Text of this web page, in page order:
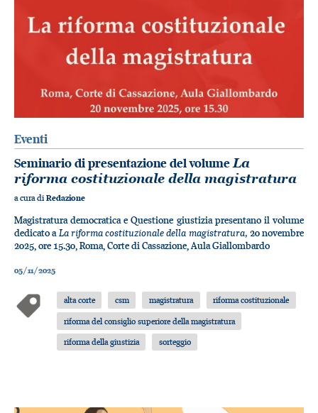
Eventi
Seminario di presentazione del volumeLa
riforma costituzionale della magistratura
a cura diRedazione
Magistratura democratica e Questione giustizia presentano il volume
dedicato a La riforma costituzionale della magistratura, 20 novembre
2025, ore 15.30, Roma, Corte di Cassazione, Aula Giallombardo
05/11/2025
alta corte csm magistratura
riforma costituzionale
riforma del consiglio superiore della magistratura
riforma della giustizia
sorteggio